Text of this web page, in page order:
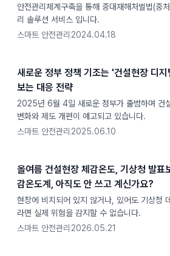
안전관리체계구축을 통해 중대재해처벌법(중
리 솔루션 서비스 입니다.
스마트 안전관리 2024.04.18
새로운 정부 정책 기조는 '건설현장 디
보는 대응 전략
2025년 6월 4일 새로운 정부가 출범하며 건
변화와 제도 개편이 예고되고 있습니다.
스마트 안전관리 2025.06.10
올여름 건설현장 체감온도, 기상청 발표
감온도계, 아직도 안 쓰고 계신가요?
현장에 비치되어 있지 않거나, 있어도 기상청
라면 실제 위험을 감지할 수 없습니다.
스마트 안전관리 2026.05.21